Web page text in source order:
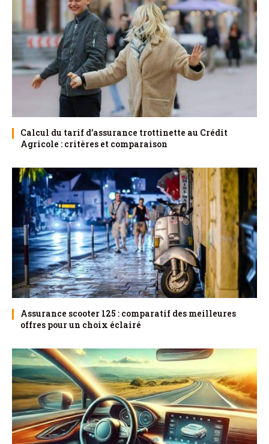
Calcul du tarif d’assurance trottinette au Crédit
Agricole : critères et comparaison
Assurance scooter 125 : comparatif des meilleures
offres pour un choix éclairé